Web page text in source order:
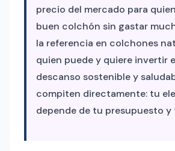
precio del mercado para
buen colchón sin gastar
la referencia en colchones
quien puede y quiere invertir
descanso sostenible y
compiten directamente: tu
depende de tu presupuesto y